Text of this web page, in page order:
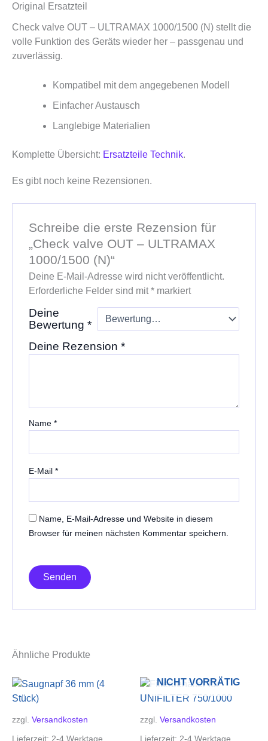
Original Ersatzteil
Check valve OUT – ULTRAMAX 1000/1500 (N) stellt die
volle Funktion des Geräts wieder her – passgenau und
zuverlässig.
Kompatibel mit dem angegebenen Modell
Einfacher Austausch
Langlebige Materialien
Komplette Übersicht: Ersatzteile Technik.
Es gibt noch keine Rezensionen.
Schreibe die erste Rezension für
„Check valve OUT – ULTRAMAX
1000/1500 (N)“
Deine E-Mail-Adresse wird nicht veröffentlicht.
Erforderliche Felder sind mit*markiert
Deine
Bewertung *
Deine Rezension *
Name *
E-Mail *
Name, E-Mail-Adresse und Website in diesem
Browser für meinen nächsten Kommentar speichern.
Ähnliche Produkte
zzgl. Versandkosten
Lieferzeit: 2-4 Werktage
NICHT VORRÄTIG
zzgl. Versandkosten
Lieferzeit: 2-4 Werktage